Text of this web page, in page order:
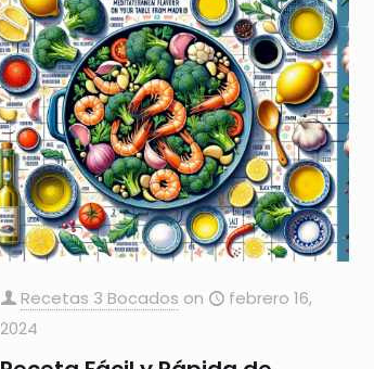
Recetas 3 Bocados on
febrero 16,
2024